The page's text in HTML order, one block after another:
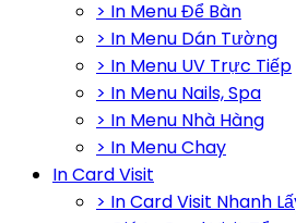
> In Menu Để Bàn
> In Menu Dán Tường
> In Menu UV Trực Tiếp
> In Menu Nails, Spa
> In Menu Nhà Hàng
> In Menu Chay
In Card Visit
> In Card Visit Nhanh